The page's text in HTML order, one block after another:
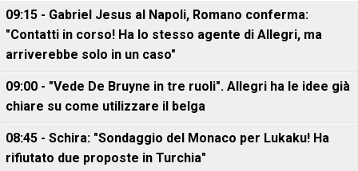
09:15 - Gabriel Jesus al Napoli, Romano conferma:
"Contatti in corso! Ha lo stesso agente di Allegri, ma
arriverebbe solo in un caso"
09:00 - "Vede De Bruyne in tre ruoli". Allegri ha le idee già
chiare su come utilizzare il belga
08:45 - Schira: "Sondaggio del Monaco per Lukaku! Ha
rifiutato due proposte in Turchia"